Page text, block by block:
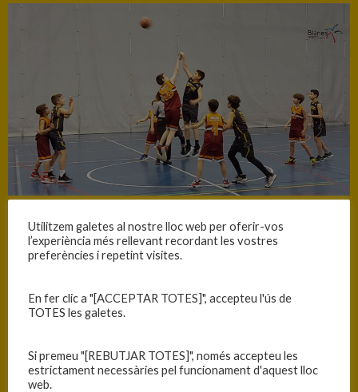
INFORMACIÓ
13/03/2022 12:30
C.T. Mini Masc. Nivell A -
2021-2022
RESULTATS
Utilitzem galetes al nostre lloc web per oferir-vos
l’experiència més rellevant recordant les vostres
preferències i repetint visites.
En fer clic a "[ACCEPTAR TOTES]", accepteu l'ús de
TOTES les galetes.
Si premeu "[REBUTJAR TOTES]", només accepteu les
estrictament necessàries pel funcionament d'aquest lloc
web.